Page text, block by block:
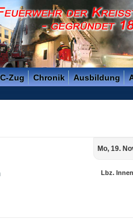
- Gegründet 1811 -
Zug Chronik Ausbildung
Mo, 19.
Lbz.